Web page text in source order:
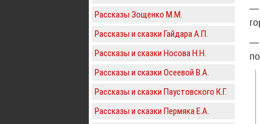
Рассказы Зощенко М.М.
Рассказы и сказки Гайдара А.П.
Рассказы и сказки Носова Н.Н.
Рассказы и сказки Осеевой В.А.
Рассказы и сказки Паустовского К.Г.
Рассказы и сказки Пермяка Е.А.
—
—